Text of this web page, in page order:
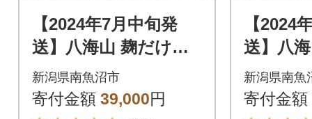
【2024年7月中旬発
送】八海山 麹だけで
つくったあまさけ(41
0g×20本)
新潟県南魚沼市
寄付金額 39,000円
【2024
送】八
つくっ
0g×20本
新潟県南魚
寄付金額